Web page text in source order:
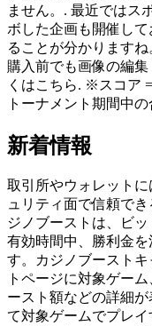
ません。. 最近ではス
ボした企画も開催し
ることが分かります
購入前でも画像の編
くはこちら. ※スコア
トーナメント期間中
新着情報
取引所やウォレット
ュリティ面で信頼で
ジノブーストは、ビ
有効時間中、勝利金
す。カジノブースト
トページに対象ゲー
ースト額などの詳細
て対象ゲームでプレ